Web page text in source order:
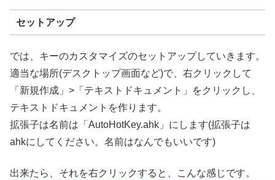
セットアップ
では、キーのカスタマイズのセットアップしていきます。
適当な場所(デスクトップ画面など)で、右クリックして
「新規作成」>「テキストドキュメント」をクリックし、
テキストドキュメントを作ります。
拡張子は名前は「AutoHotKey.ahk」にします(拡張子は
ahkにしてください。名前はなんでもいいです)
出来たら、それを右クリックすると、こんな感じです。